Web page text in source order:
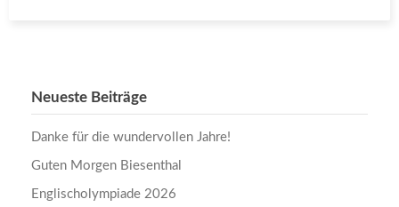
Neueste Beiträge
Danke für die wundervollen Jahre!
Guten Morgen Biesenthal
Englischolympiade 2026